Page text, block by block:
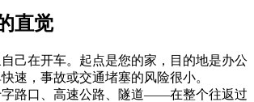
直觉
己在开车。起点是您的家，目的地是办公
速，事故或交通堵塞的风险很小。
字路口、高速公路、隧道——在整个往返过